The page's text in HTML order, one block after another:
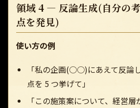
領域 4 — 反論生成(自分の
点を発見)
使い方の例
「私の企画(○○)にあえて反論
点を 5 つ挙げて」
「この施策案について、経営